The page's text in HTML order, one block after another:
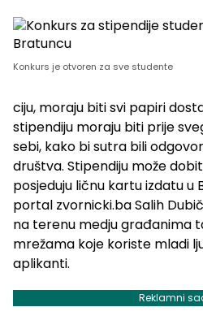
Konkurs je otvoren za sve studente
ciju, moraju biti svi papiri
stipendiju moraju biti prije
sebi, kako bi sutra bili
društva. Stipendiju može
posjeduju ličnu kartu izdatu u
portal zvornicki.ba Salih
na terenu medju građanima
mrežama koje koriste mladi
aplikanti.
Reklamni